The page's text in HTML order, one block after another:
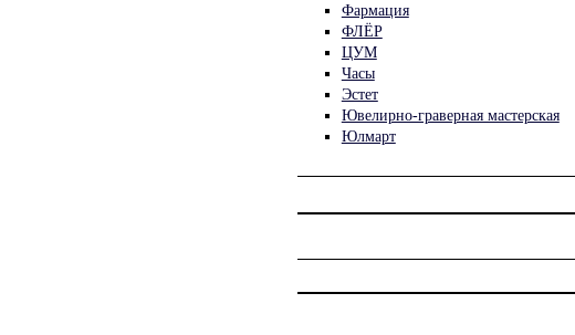
Фармация
ФЛЁР
ЦУМ
Часы
Эстет
Ювелирно-граверная мастерская
Юлмарт